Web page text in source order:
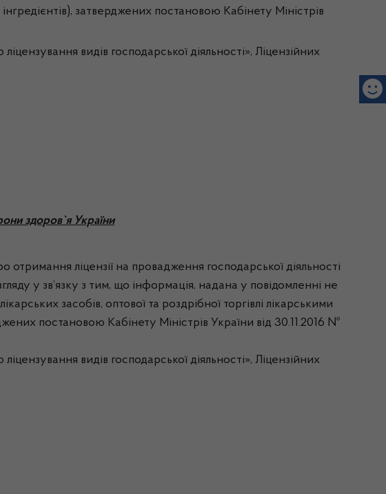
затверджених постановою Кабінету Міністрів
видів господарської діяльності», Ліцензійних
здоров`я України
ліцензії на провадження господарської діяльності
у зв’язку з тим, що інформація, надана у повідомленні не
засобів, оптової та роздрібної торгівлі лікарськими
постановою Кабінету Міністрів України від 30.11.2016 №
видів господарської діяльності», Ліцензійних